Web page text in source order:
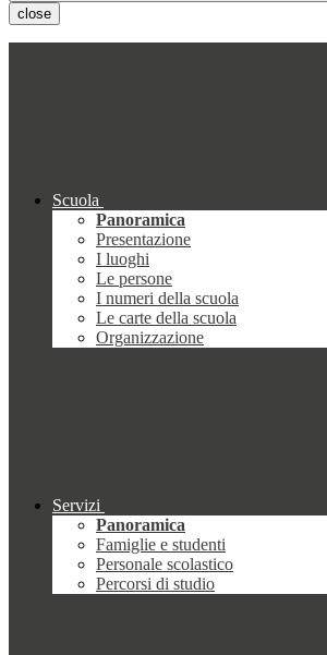
close
Scuola
Panoramica
Presentazione
I luoghi
Le persone
I numeri della scuola
Le carte della scuola
Organizzazione
Servizi
Panoramica
Famiglie e studenti
Personale scolastico
Percorsi di studio